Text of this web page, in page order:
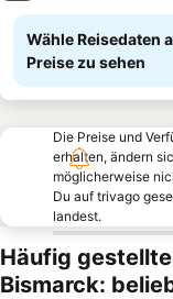
Wähle Reisedaten
Preise zu sehen
Die Preise und
erhalten, ändern
möglicherweise
Du auf trivago
landest.
Häufig
Bismarck: